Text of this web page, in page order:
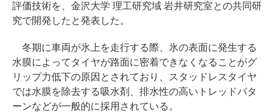
評価技術を、金沢大学 理工研究域 岩井研究室との共同研
究で開発したと発表した。
冬期に車両が氷上を走行する際、氷の表面に発生する
水膜によってタイヤが路面に密着できなくなることがグ
リップ力低下の原因とされており、スタッドレスタイヤ
では水膜を除去する吸水剤、排水性の高いトレッドパタ
ーンなどが一般的に採用されている。